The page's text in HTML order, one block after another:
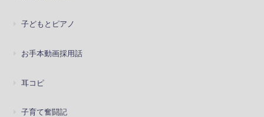
子どもとピアノ
お手本動画採用話
耳コピ
子育て奮闘記